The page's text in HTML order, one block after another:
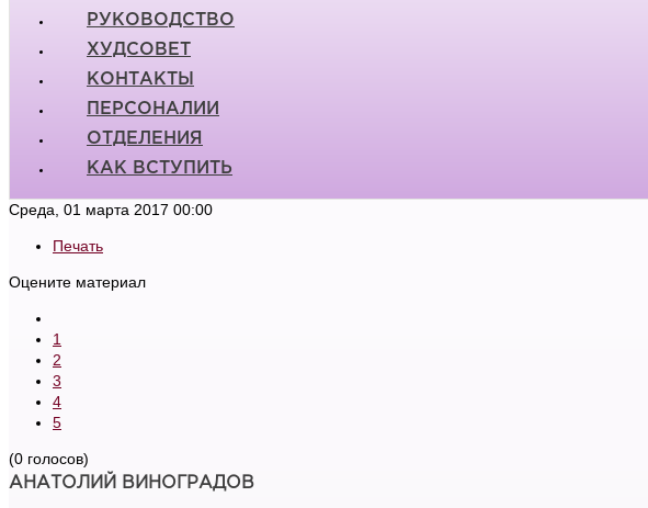
РУКОВОДСТВО
ХУДСОВЕТ
КОНТАКТЫ
ПЕРСОНАЛИИ
ОТДЕЛЕНИЯ
КАК ВСТУПИТЬ
Среда, 01 марта 2017 00:00
Печать
Оцените материал
1
2
3
4
5
(0 голосов)
АНАТОЛИЙ ВИНОГРАДОВ